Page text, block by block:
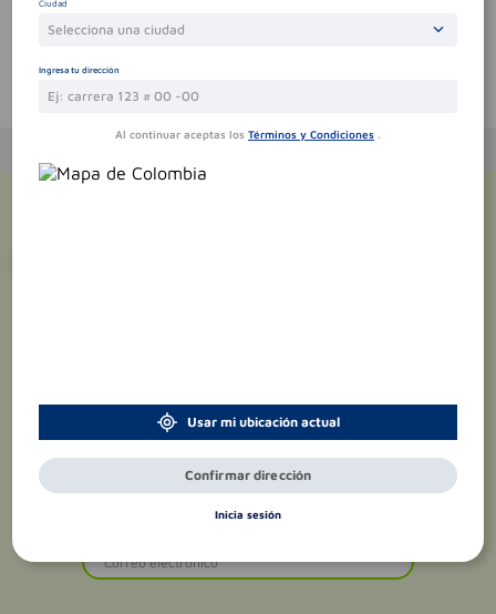
Te puede interesar
Ciudad
Selecciona una ciudad
Ingresa tu dirección
Al continuar aceptas los Términos y Condiciones .
Usar mi ubicación actual
Confirmar dirección
Inicia sesión